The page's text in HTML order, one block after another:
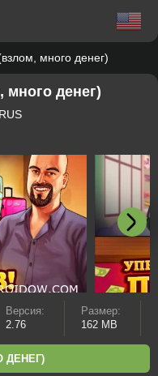
много денег)
много денег)
RUS
Версия:
2.76
Размер:
162 MB
ДЕНЕГ)